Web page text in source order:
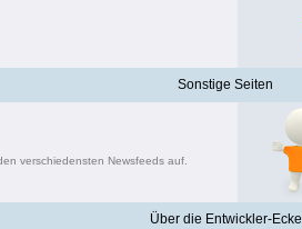
Sonstige Seiten
verschiedensten Newsfeeds auf.
Über die Entwickler-Ecke